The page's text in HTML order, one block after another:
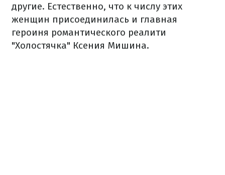
другие. Естественно, что к числу этих
женщин присоединилась и главная
героиня романтического реалити
"Холостячка" Ксения Мишина.